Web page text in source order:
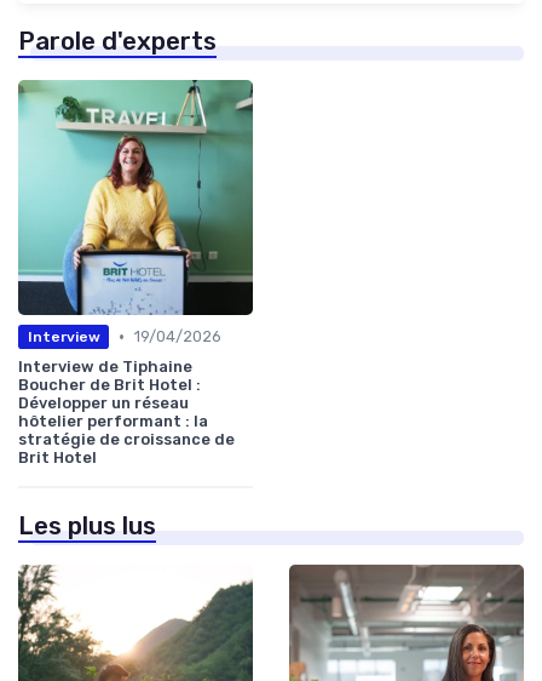
Parole d'experts
Interview • 19/04/2026
Interview de Tiphaine
Boucher de Brit Hotel :
Développer un réseau
hôtelier performant : la
stratégie de croissance de
Brit Hotel
Les plus lus